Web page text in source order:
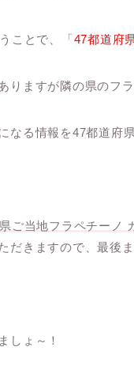
ことで、「47都道府
りますが隣の県のフ
なる情報を47都道府
県ご当地フラペチー
だきますので、最後
しょ～！